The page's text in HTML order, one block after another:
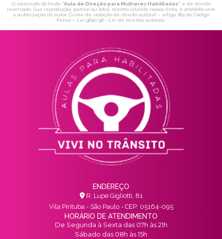
O conteúdo do texto "Aula de Direção para Mulheres Habilitadas" é de direito
reservado. Sua reprodução, parcial ou total, mesmo citando nossos links, é proibida sem
a autorização do autor. Crime de violação de direito autoral – artigo 184 do Código
Penal – Lei 9610/98 - Lei de direitos autorais
ENDEREÇO
R. Lupe Gigliotti, 81
Vila Pirituba - São Paulo - CEP: 05164-095
HORÁRIO DE ATENDIMENTO
De Segunda à Sexta das 07h às 21h
Sábado das 08h às 15h